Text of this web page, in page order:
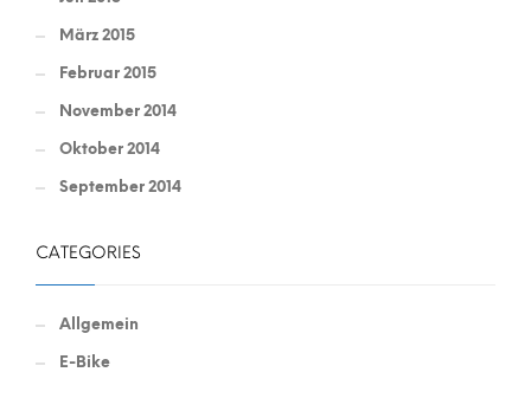
März 2015
Februar 2015
November 2014
Oktober 2014
September 2014
CATEGORIES
Allgemein
E-Bike